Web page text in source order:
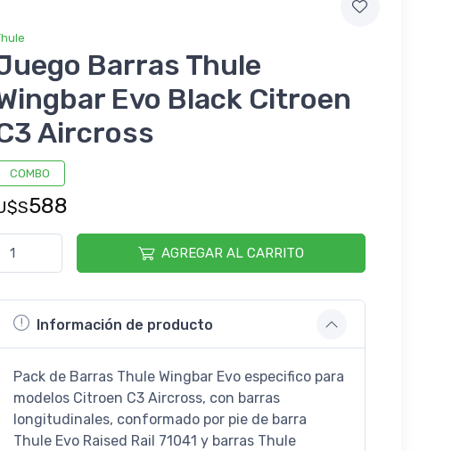
Barras Thule
Evo Black Citroen
Aircross
COMBO
588
AGREGAR AL CARRITO
Información de producto
Pack de Barras Thule Wingbar Evo especifico para
modelos Citroen C3 Aircross, con barras
longitudinales, conformado por pie de barra
Thule Evo Raised Rail 71041 y barras Thule